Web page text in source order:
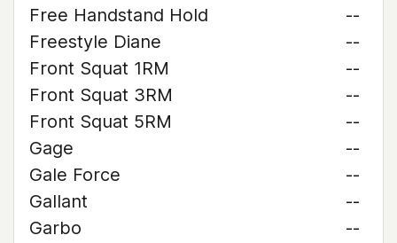
Free Handstand Hold
--
Freestyle Diane
--
Front Squat 1RM
--
Front Squat 3RM
--
Front Squat 5RM
--
Gage
--
Gale Force
--
Gallant
--
Garbo
--